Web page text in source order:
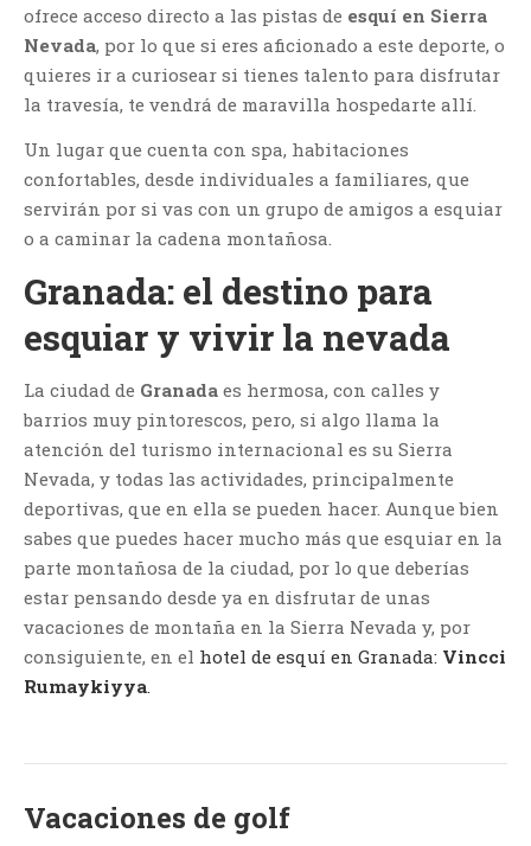
ofrece acceso directo a las pistas de esquí en Sierra
Nevada, por lo que si eres aficionado a este deporte, o
quieres ir a curiosear si tienes talento para disfrutar
la travesía, te vendrá de maravilla hospedarte allí.
Un lugar que cuenta con spa, habitaciones
confortables, desde individuales a familiares, que
servirán por si vas con un grupo de amigos a esquiar
o a caminar la cadena montañosa.
Granada: el destino para
esquiar y vivir la nevada
La ciudad de Granada es hermosa, con calles y
barrios muy pintorescos, pero, si algo llama la
atención del turismo internacional es su Sierra
Nevada, y todas las actividades, principalmente
deportivas, que en ella se pueden hacer. Aunque bien
sabes que puedes hacer mucho más que esquiar en la
parte montañosa de la ciudad, por lo que deberías
estar pensando desde ya en disfrutar de unas
vacaciones de montaña en la Sierra Nevada y, por
consiguiente, en el hotel de esquí en Granada: Vincci
Rumaykiyya
Vacaciones de golf